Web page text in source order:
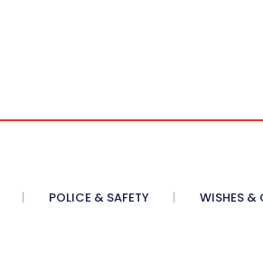
POLICE & SAFETY WISHES &